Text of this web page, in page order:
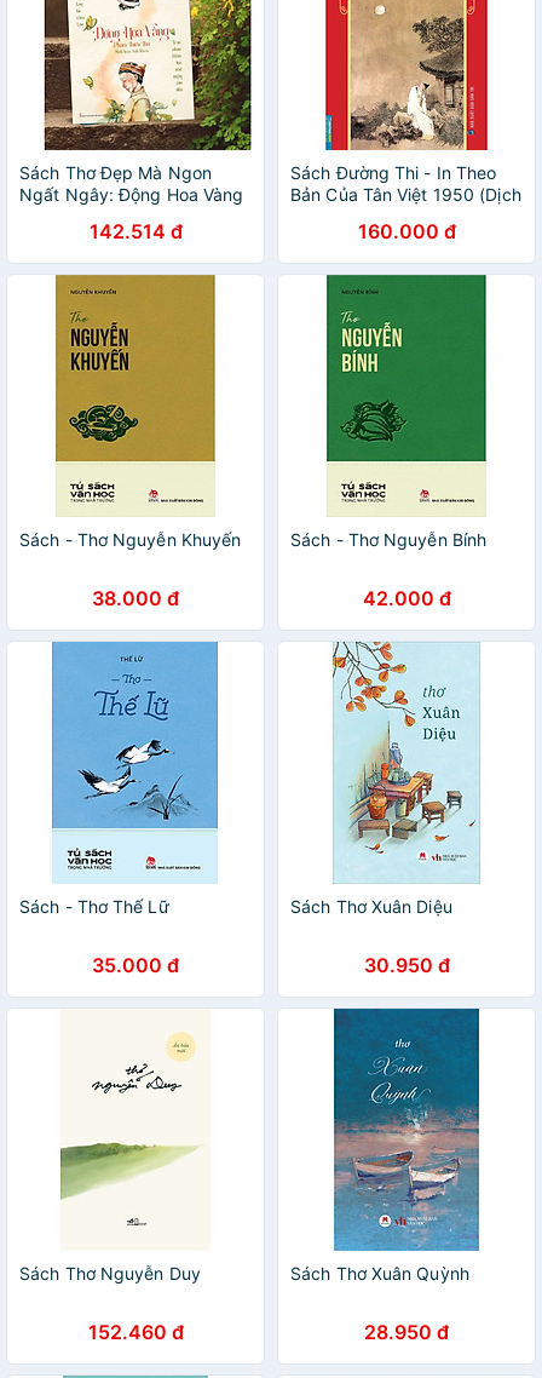
Sách Thơ Đẹp Mà Ngon
Ngất Ngây: Động Hoa Vàng
Có Tranh Minh Hoạ)
142.514 đ
Sách Đường Thi - In Theo
Bản Của Tân Việt 1950 (Dịch
160.000 đ
Sách - Thơ Nguyễn Khuyến
38.000 đ
Sách - Thơ Nguyễn Bính
42.000 đ
Sách - Thơ Thế Lữ
35.000 đ
Sách Thơ Xuân Diệu
30.950 đ
Sách Thơ Nguyễn Duy
152.460 đ
Sách Thơ Xuân Quỳnh
28.950 đ